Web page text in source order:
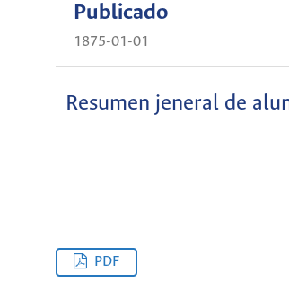
Publicado
1875-01-01
Resumen jeneral de
PDF